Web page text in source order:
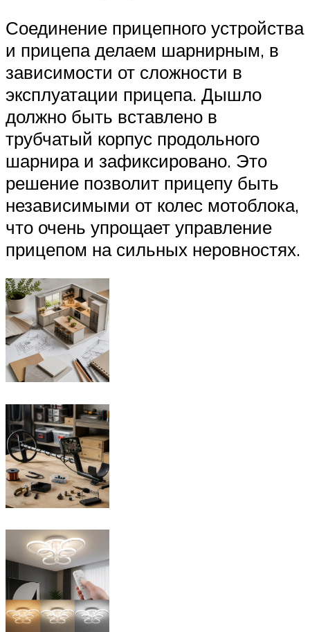
Соединение прицепного устройства
и прицепа делаем шарнирным, в
зависимости от сложности в
эксплуатации прицепа. Дышло
должно быть вставлено в
трубчатый корпус продольного
шарнира и зафиксировано. Это
решение позволит прицепу быть
независимыми от колес мотоблока,
что очень упрощает управление
прицепом на сильных неровностях.